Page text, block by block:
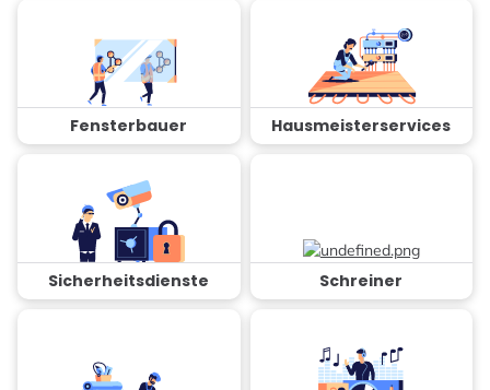
Fensterbauer Hausmeisterservices
Sicherheitsdienste Schreiner